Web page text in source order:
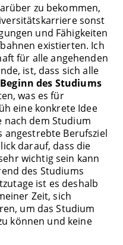
zu bekommen,
sonst
und Fähigkeiten
existierten. Ich
für alle angehenden
ist, dass sich alle
des Studiums
was es für
eine konkrete Idee
nach dem Studium
angestrebte Berufsziel
darauf, dass die
wichtig sein kann
des Studiums
ist es deshalb
Zeit, sich
um das Studium
können und keine